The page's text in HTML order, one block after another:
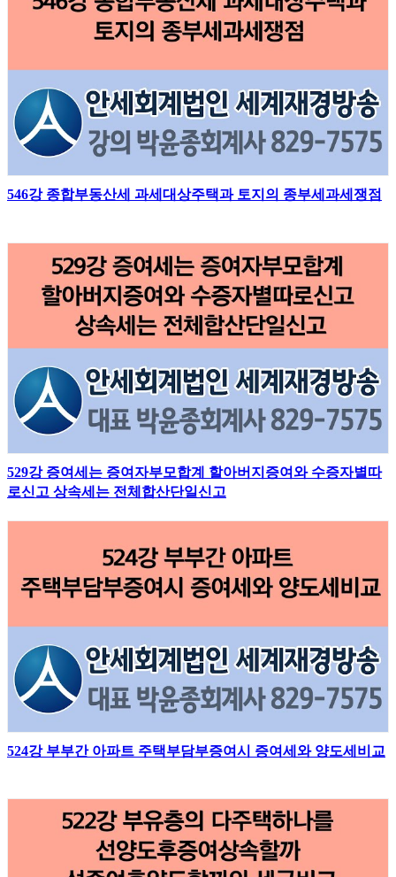
546강 종합부동산세 과세대상주택과 토지의 종부세과세쟁점
529강 증여세는 증여자부모합계 할아버지증여와 수증자별따
로신고 상속세는 전체합산단일신고
524강 부부간 아파트 주택부담부증여시 증여세와 양도세비교